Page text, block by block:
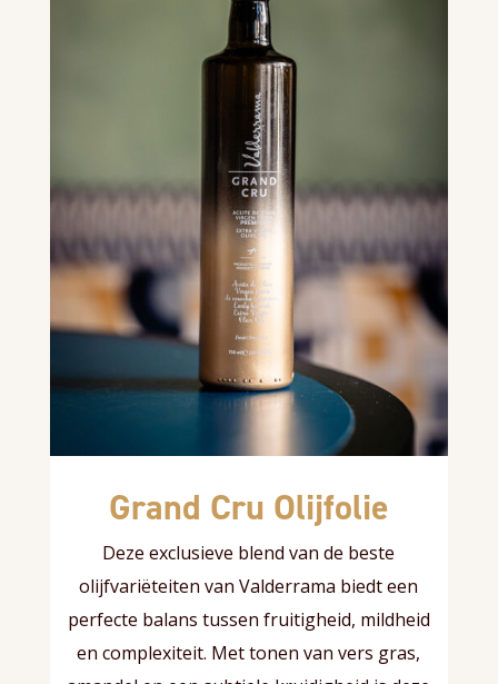
Grand Cru Olijfolie
Deze exclusieve blend van de beste
olijfvariëteiten van Valderrama biedt een
perfecte balans tussen fruitigheid, mildheid
en complexiteit. Met tonen van vers gras,